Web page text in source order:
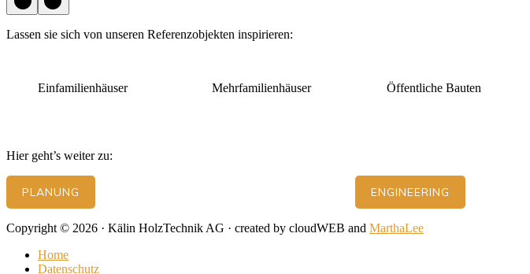
Lassen sie sich von unseren Referenzobjekten inspirieren:
Einfamilienhäuser Mehrfamilienhäuser Öffentliche Bauten
Hier geht’s weiter zu:
PLANUNG ENGINEERING
Copyright © 2026 · Kälin HolzTechnik AG · created by cloudWEB and MarthaLee
Home
Datenschutz